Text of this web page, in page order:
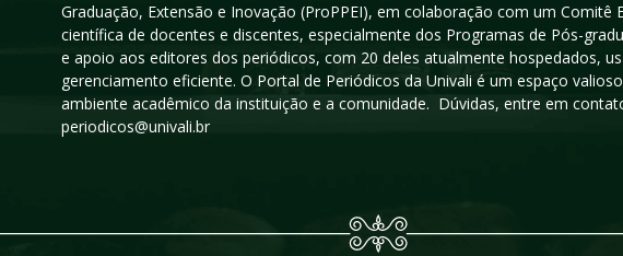
Graduação, Extensão e Inovação (ProPPEI), em colaboração com um
científica de docentes e discentes, especialmente dos Programas de Pós-
e apoio aos editores dos periódicos, com 20 deles atualmente hospedados,
gerenciamento eficiente. O Portal de Periódicos da Univali é um espaço
ambiente acadêmico da instituição e a comunidade. Dúvidas, entre em
periodicos@univali.br